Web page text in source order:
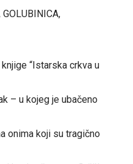
“Istarska crkva u
– u kojeg je ubačeno
onima koji su tragično